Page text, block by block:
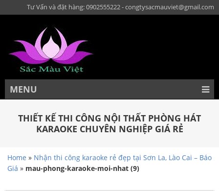
Tư Vấn và đặt hàng: 0902555222 - congtysacmauviet@gmail.com
MENU
THIẾT KẾ THI CÔNG NỘI THẤT PHÒNG HÁT
KARAOKE CHUYÊN NGHIỆP GIÁ RẺ
Home » Nhận thi công karaoke rẻ đẹp tại Sơn La, Lào Cai – Báo
Giá » mau-phong-karaoke-moi-nhat (9)